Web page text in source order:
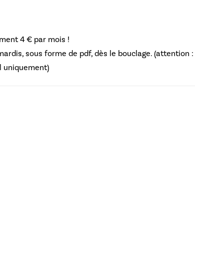
4 € par mois !
sous forme de pdf, dès le bouclage. (attention :
uniquement)